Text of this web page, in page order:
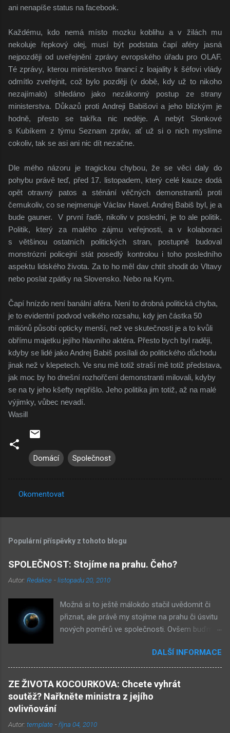
ani nenapíše status na facebook.
Každému, kdo nemá místo mozku koblihu a v žilách mu
nekoluje řepkový olej, musí být podstata čapí aféry jasná
nejpozději od uveřejnění zprávy evropského úřadu pro OLAF.
Té zprávy, kterou ministerstvo financí z loajality k šéfovi vlády
odmítlo zveřejnit, což bylo později (v době, kdy už to nikoho
nezajímalo) shledáno jako nezákonný postup ze strany
ministerstva. Důkazů proti Andreji Babišovi a jeho blízkým je
hodně, přesto se takřka nic neděje. A nebýt Slonkové
s Kubíkem z týmu Seznam zpráv, ať už si o nich myslíme
cokoliv, tak se asi ani nic dít nezačne.
Dle mého názoru je tragickou chybou, že se věci daly do
pohybu právě teď, před 17. listopadem, který celé kauze dodá
opět otravný patos a sténání věčných demonstrantů proti
čemukoliv, co se nejmenuje Václav Havel. Andrej Babiš byl, je a
bude gauner. V první řadě, nikoliv v poslední, je to ale politik.
Politik, který za malého zájmu veřejnosti, a v kolaboraci
s většinou ostatních politických stran, postupně budoval
monstrózní policejní stát posedlý kontrolou i toho posledního
aspektu lidského života. Za to ho měl dav chtít shodit do Vltavy
nebo poslat zpátky na Slovensko. Nebo na Krym.
Čapí hnízdo není banální aféra. Není to drobná politická chyba,
je to evidentní podvod velkého rozsahu, kdy jen částka 50
miliónů působí opticky menší, než ve skutečnosti je a to kvůli
obřímu majetku jejího hlavního aktéra. Přesto bych byl raději,
kdyby se lidé jako Andrej Babiš posílali do politického důchodu
jinak než v klepetech. Ve snu mě totiž straší mě totiž představa,
jak moc by ho dnešní rozhořčení demonstranti milovali, kdyby
se na ty jeho kšefty nepřišlo. Jeho politika jim totiž, až na malé
výjimky, vůbec nevadí.
Wasill
Domácí Společnost
o
e
n
e
Okomentovat
Populární příspěvky z tohoto blogu
SPOLEČNOST: Stojíme na prahu. Čeho?
Autor: Redakce -listopadu 20, 2010
Možná si to ještě málokdo stačil uvědomit či
přiznat, ale právě my stojíme na prahu či úsvitu
nových poměrů ve společnosti. Ovšem buďme
Novými poměry ve společnosti myslím
přiklonění se s některé z nám již historicky
známých situací. Přiznejme si to otevřeně – je
to buď nová forma demokracie, anebo
nacismus. Těžko si někdo z nás mohl
společnosti stále větší vliv – v každém městě již
DALŠÍ INFORMACE
ZE ŽIVOTA KOCOURKOVA: Chcete vyhrát
soutěž? Nařkněte ministra z jejího
ovlivňování
Autor: template -října 04, 2010